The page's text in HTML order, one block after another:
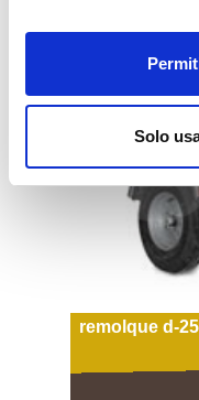
Solo
remolque d-